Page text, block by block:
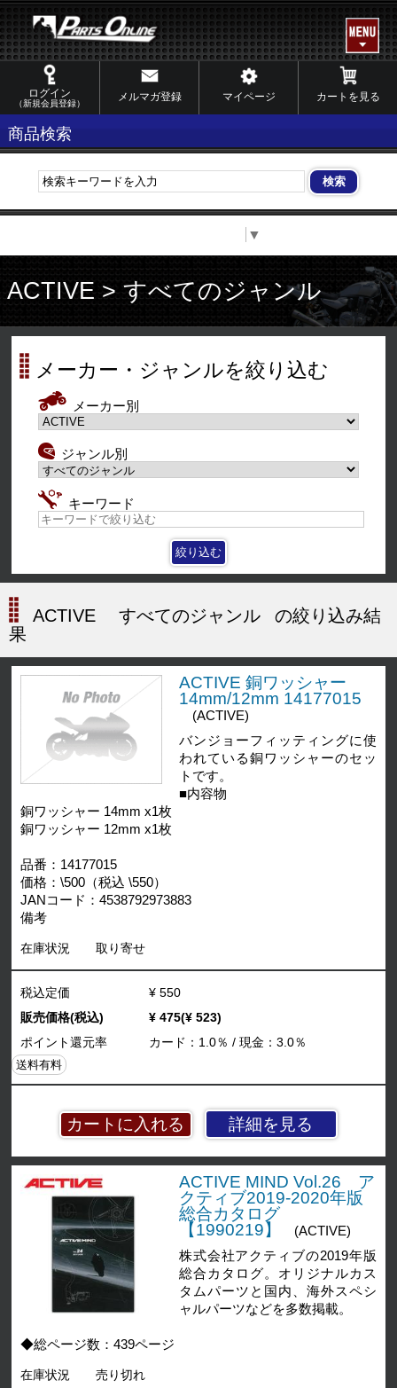
ログイン
（新規会員登録）
メルマガ登録 マイページ カートを見る
商品検索
▼
ACTIVE > すべてのジャンル
メーカー・ジャンルを絞り込む
メーカー別
ジャンル別
キーワード
ACTIVE すべてのジャンル
の絞り込み結
果
ACTIVE 銅ワッシャー
14mm/12mm 14177015
(ACTIVE)
バンジョーフィッティングに使
われている銅ワッシャーのセッ
トです。
■内容物
銅ワッシャー 14mm x1枚
銅ワッシャー 12mm x1枚
品番：14177015
価格：\500（税込 \550）
JANコード：4538792973883
備考
在庫状況 取り寄せ
詳細を見る
税込定価
¥ 550
販売価格(税込)
¥ 475(¥ 523)
ポイント還元率
カード：1.0％ / 現金：3.0％
送料有料
ACTIVE MIND Vol.26 ア
クティブ2019-2020年版
総合カタログ
【1990219】
(ACTIVE)
株式会社アクティブの2019年版
総合カタログ。オリジナルカス
タムパーツと国内、海外スペシ
ャルパーツなどを多数掲載。
◆総ページ数：439ページ
在庫状況 売り切れ